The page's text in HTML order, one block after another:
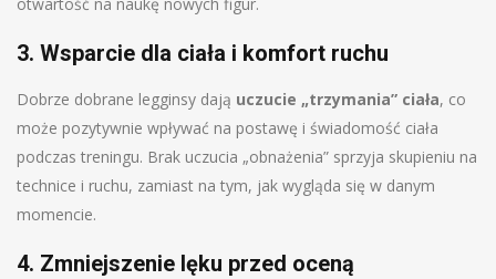
3. Wsparcie dla ciała i komfort ruchu
Dobrze dobrane legginsy dają uczucie „trzymania” ciała, co
może pozytywnie wpływać na postawę i świadomość ciała
podczas treningu. Brak uczucia „obnażenia” sprzyja skupieniu na
technice i ruchu, zamiast na tym, jak wygląda się w danym
momencie.
4. Zmniejszenie lęku przed oceną